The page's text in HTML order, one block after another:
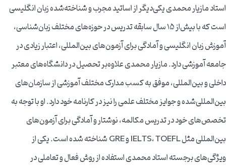
استاد مازیار محمدی یکی‌دیگر از اساتید مجرب و شناخته‌شده زبان انگلیسی
است که با بیش‌از 15 سال سابقه تدریس در حوزه‌های مختلف زبان‌شناسی،
آموزش زبان انگلیسی و آمادگی برای آزمون‌های بین‌المللی، اعتبار زیادی در
جامعه آموزشی دارد. مازیار محمدی علاوه‌بر تحصیل در دانشگاه‌های معتبر
داخلی و بین‌المللی، موفق به کسب مدارک مختلف آموزشی از سازمان‌های
بین‌المللی‌شده و جوایز مختلف علمی را نیز در کارنامه خود دارد. او با توجه به
تخصص‌های خود در تدریس مکالمه، نوشتار و آمادگی برای آزمون‌های
بین‌المللی مثل IELTS، TOEFL و GRE شناخته شده است. یکی از
ویژگی‌های برجسته استاد محمدی استفاده از روش فعال و تعاملی در